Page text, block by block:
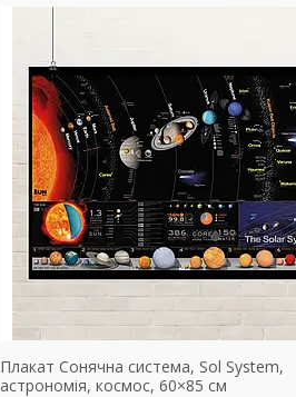
Плакат Сонячна система, Sol System,
астрономія, космос, 60×85 см